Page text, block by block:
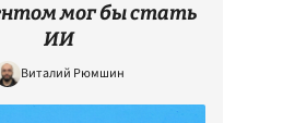
мог бы стать
ИИ
Виталий Рюмшин